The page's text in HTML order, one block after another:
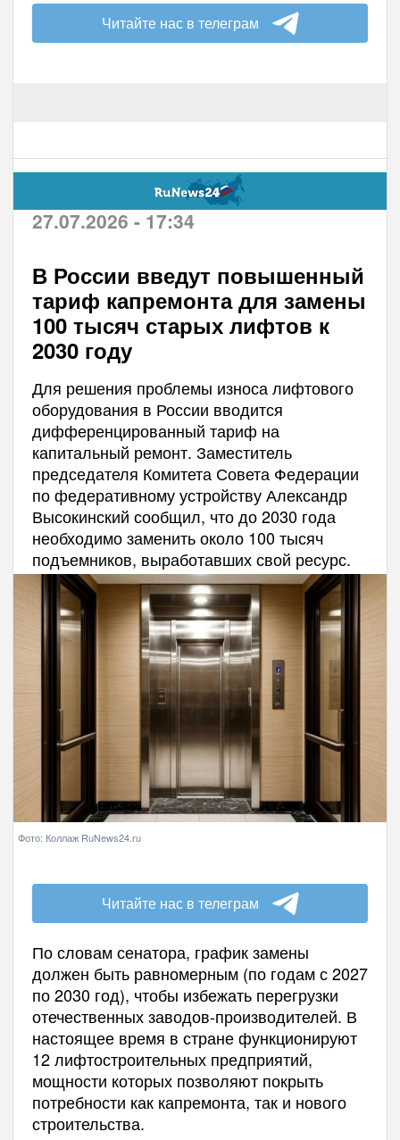
Читайте нас в телеграм
27.07.2026 - 17:34
В России введут повышенный
тариф капремонта для замены
100 тысяч старых лифтов к
2030 году
Для решения проблемы износа лифтового
оборудования в России вводится
дифференцированный тариф на
капитальный ремонт. Заместитель
председателя Комитета Совета Федерации
по федеративному устройству Александр
Высокинский сообщил, что до 2030 года
необходимо заменить около 100 тысяч
подъемников, выработавших свой ресурс.
Фото: Коллаж RuNews24.ru
Читайте нас в телеграм
По словам сенатора, график замены
должен быть равномерным (по годам с 2027
по 2030 год), чтобы избежать перегрузки
отечественных заводов-производителей. В
настоящее время в стране функционируют
12 лифтостроительных предприятий,
мощности которых позволяют покрыть
потребности как капремонта, так и нового
строительства.